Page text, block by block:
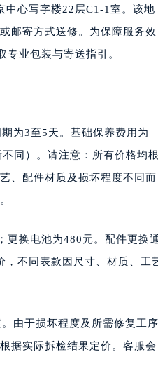
中心写字楼22层C1-1室。该地
邮寄方式送修。为保障服务效
业包装与寄送指引。
为3至5天。基础保养费用为
同）。请注意：所有价格均根
、配件材质及损坏程度不同而
更换电池为480元。配件更换通
，不同表款因尺寸、材质、工
由于损坏程度及所需修复工序
据实际拆检结果定价。客服会